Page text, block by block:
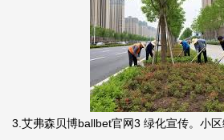
3. 艾弗森贝博ballbet官网3 绿化宣传。小